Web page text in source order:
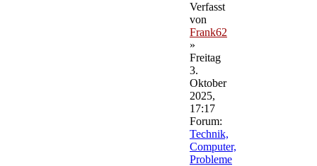
Verfasst
von
Frank62
»
Freitag
3.
Oktober
2025,
17:17
Forum:
Technik,
Computer,
Probleme